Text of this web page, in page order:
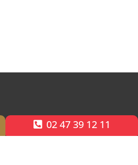
02 47 39 12 11